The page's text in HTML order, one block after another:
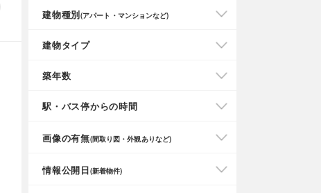
建物種別(アパート・マンションなど)
建物タイプ
築年数
駅・バス停からの時間
画像の有無(間取り図・外観ありなど)
情報公開日(新着物件)